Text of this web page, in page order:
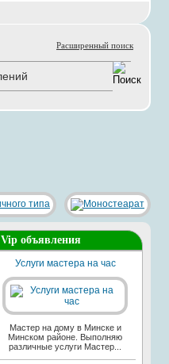
Расширенный поиск
Vip объявления
Услуги мастера на час
Мастер на дому в Минске и
Минском районе. Выполняю
различные услуги Мастер...